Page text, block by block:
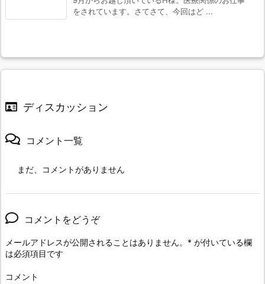
をされています。さてさて、今回はど ...
ディスカッション
コメント一覧
まだ、コメントがありません
コメントをどうぞ
メールアドレスが公開されることはありません。 * が付いている欄
は必須項目です
コメント